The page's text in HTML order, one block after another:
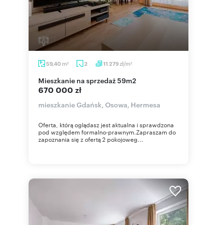
59,40 m2 2 11 279zł/m2
mieszkanie na sprzedaż 59m2
670 000 zł
mieszkanie Gdańsk, Osowa, Hermesa
Oferta, którą oglądasz jest aktualna i sprawdzona
pod względem formalno-prawnym.Zapraszam do
zapoznania się z ofertą 2 pokojoweg...